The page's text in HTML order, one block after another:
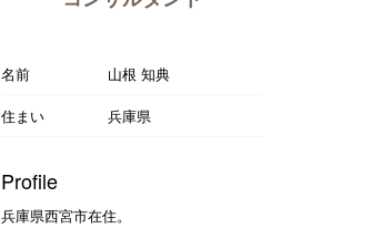
名前
山根 知典
住まい
兵庫県
Profile
兵庫県西宮市在住。